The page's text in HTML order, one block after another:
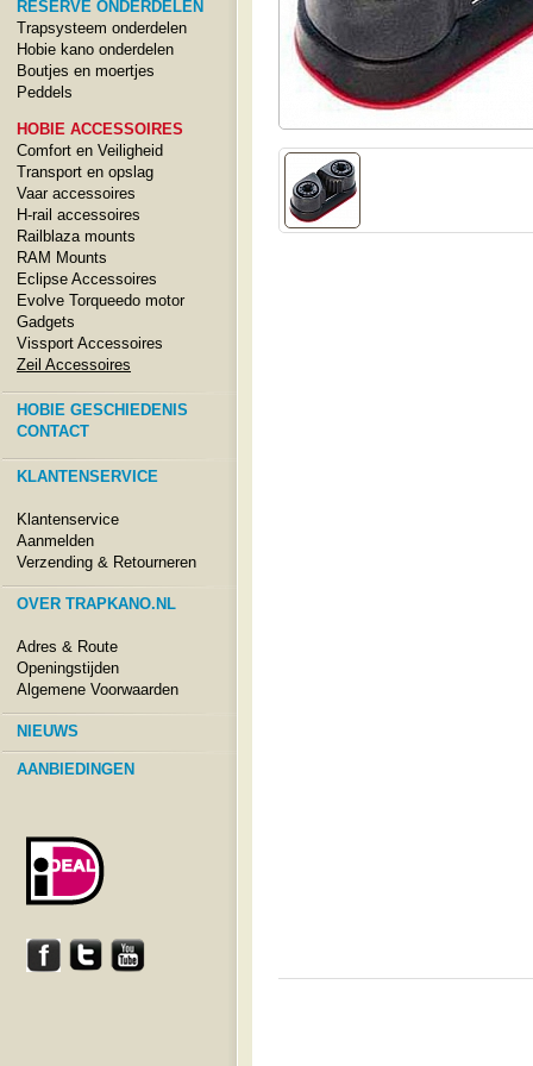
RESERVE ONDERDELEN
Trapsysteem onderdelen
Hobie kano onderdelen
Boutjes en moertjes
Peddels
HOBIE ACCESSOIRES
Comfort en Veiligheid
Transport en opslag
Vaar accessoires
H-rail accessoires
Railblaza mounts
RAM Mounts
Eclipse Accessoires
Evolve Torqueedo motor
Gadgets
Vissport Accessoires
Zeil Accessoires
HOBIE GESCHIEDENIS
CONTACT
KLANTENSERVICE
Klantenservice
Aanmelden
Verzending & Retourneren
OVER TRAPKANO.NL
Adres & Route
Openingstijden
Algemene Voorwaarden
NIEUWS
AANBIEDINGEN